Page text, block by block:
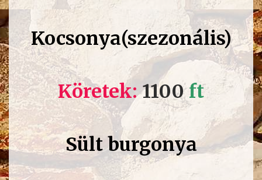
Kocsonya(szezonális)
Köretek:1100ft
Sült burgonya